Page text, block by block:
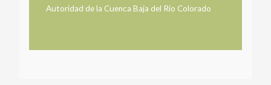
Autoridad de la Cuenca Baja del Río Colorado